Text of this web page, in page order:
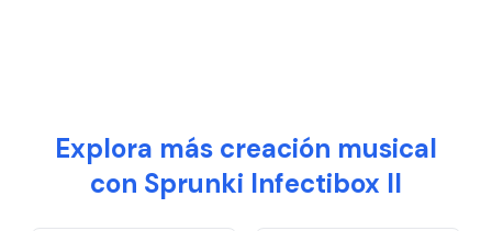
Explora más creación musical
con Sprunki Infectibox II